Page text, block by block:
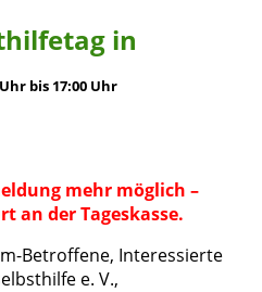
in
bis 17:00 Uhr
mehr möglich –
an der Tageskasse.
Betroffene, Interessierte
e. V.,